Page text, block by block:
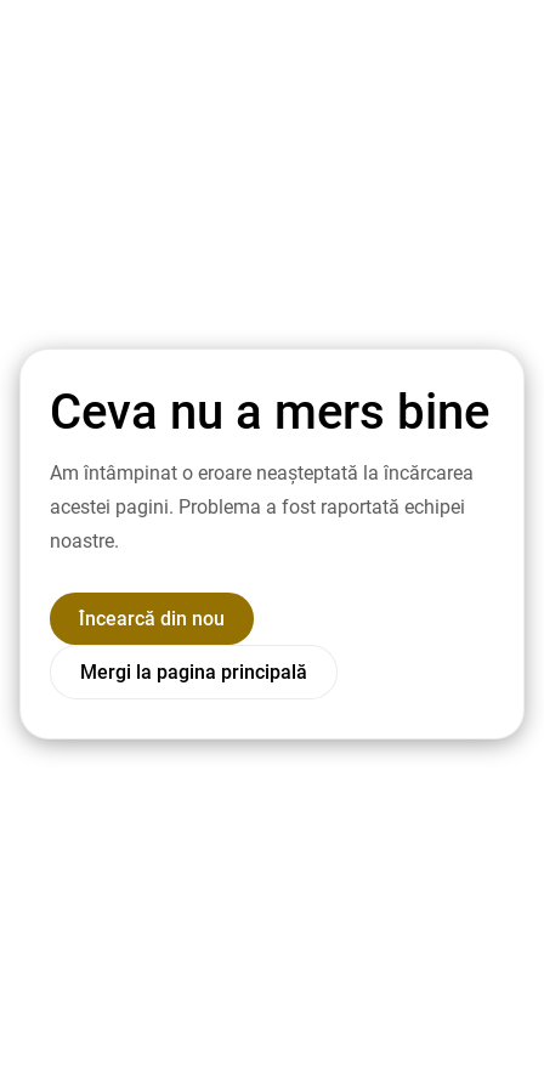
Ceva nu a mers bine
Am întâmpinat o eroare neașteptată la încărcarea
acestei pagini. Problema a fost raportată echipei
noastre.
Încearcă din nou
Mergi la pagina principală